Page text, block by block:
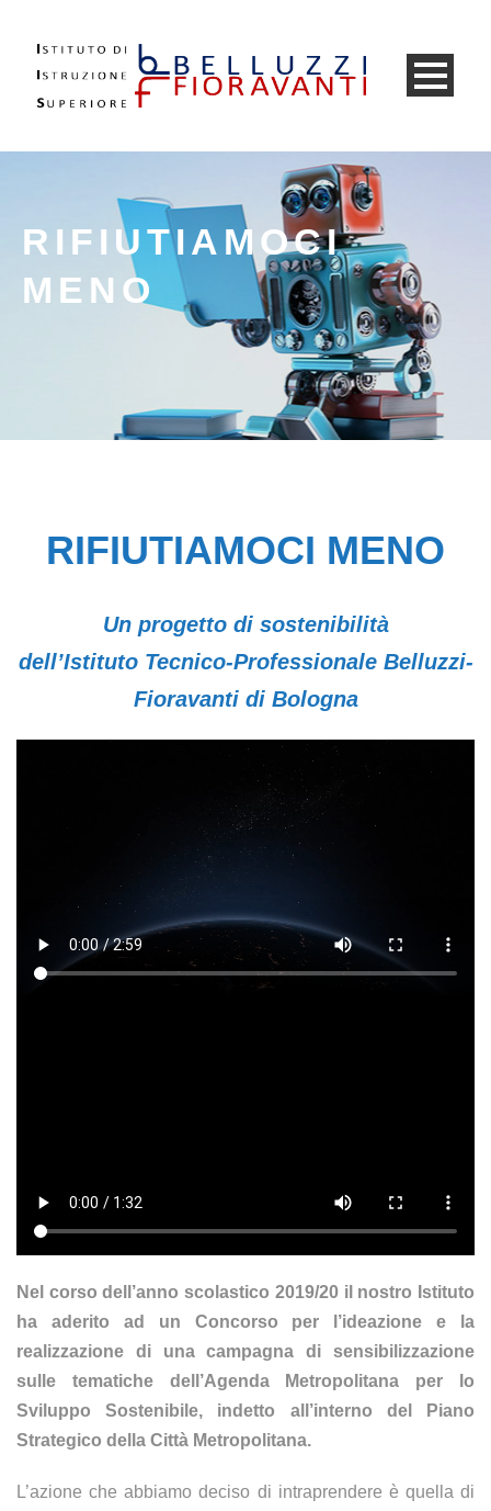
RIFIUTIAMOCI
MENO
RIFIUTIAMOCI MENO
Un progetto di sostenibilità
dell’Istituto Tecnico-Professionale Belluzzi-
Fioravanti di Bologna
Nel corso dell’anno scolastico 2019/20 il nostro Istituto
ha aderito ad un Concorso per l’ideazione e la
realizzazione di una campagna di sensibilizzazione
sulle tematiche dell’Agenda Metropolitana per lo
Sviluppo Sostenibile, indetto all’interno del Piano
Strategico della Città Metropolitana.
L’azione che abbiamo deciso di intraprendere è quella di